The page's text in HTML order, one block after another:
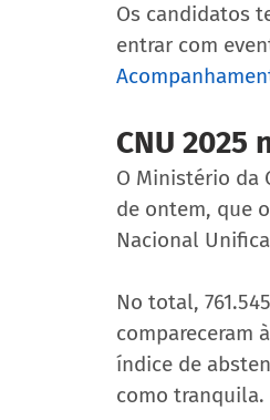
Os candidatos
entrar com
CNU 2025
O Ministério da
de ontem, que
Nacional
No total,
compareceram
índice de
como tranquila.